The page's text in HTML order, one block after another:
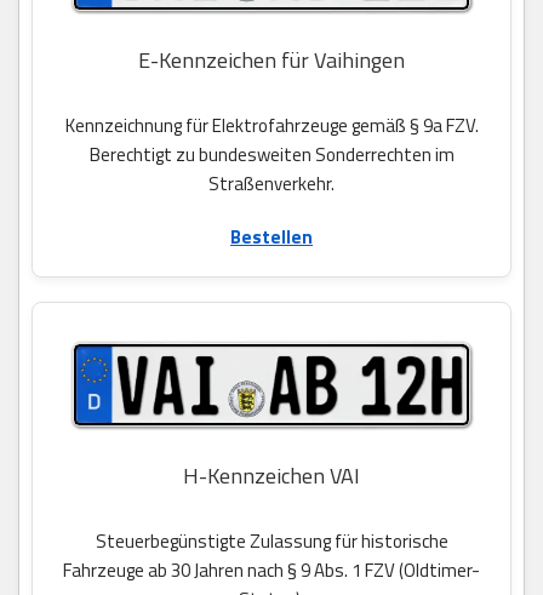
E-Kennzeichen für Vaihingen
Kennzeichnung für Elektrofahrzeuge gemäß § 9a FZV.
Berechtigt zu bundesweiten Sonderrechten im
Straßenverkehr.
Bestellen
H-Kennzeichen VAI
Steuerbegünstigte Zulassung für historische
Fahrzeuge ab 30 Jahren nach § 9 Abs. 1 FZV (Oldtimer-